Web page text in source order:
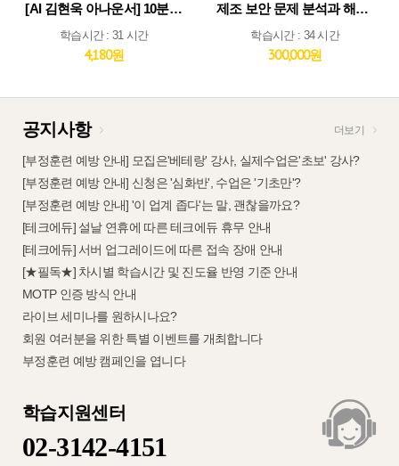
[AI 김현욱 아나운서] 10분이면 따라하는 직장인 ChatGPT 바이블
학습시간 : 31 시간
4,180원
제조 보안 문제 분석과 해법 : IEC 62443 분석 및 구축 전략 집중 분석
학습시간 : 34 시간
300,000원
공지사항 더보기
[부정훈련 예방 안내] 모집은'베테랑' 강사, 실제수업은'초보' 강사?
[부정훈련 예방 안내] 신청은 '심화반', 수업은 '기초만'?
[부정훈련 예방 안내] '이 업계 좁다'는 말, 괜찮을까요?
[테크에듀] 설날 연휴에 따른 테크에듀 휴무 안내
[테크에듀] 서버 업그레이드에 따른 접속 장애 안내
[★필독★] 차시별 학습시간 및 진도율 반영 기준 안내
MOTP 인증 방식 안내
라이브 세미나를 원하시나요?
회원 여러분을 위한 특별 이벤트를 개최합니다
부정훈련 예방 캠페인을 엽니다
학습지원센터
02-3142-4151